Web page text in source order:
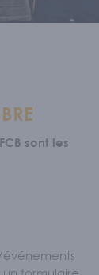
Nos
sont les